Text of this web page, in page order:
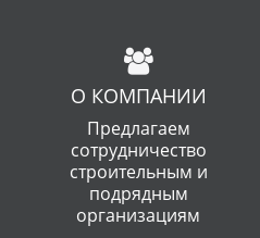
О КОМПАНИИ
Предлагаем
сотрудничество
строительным и
подрядным
организациям